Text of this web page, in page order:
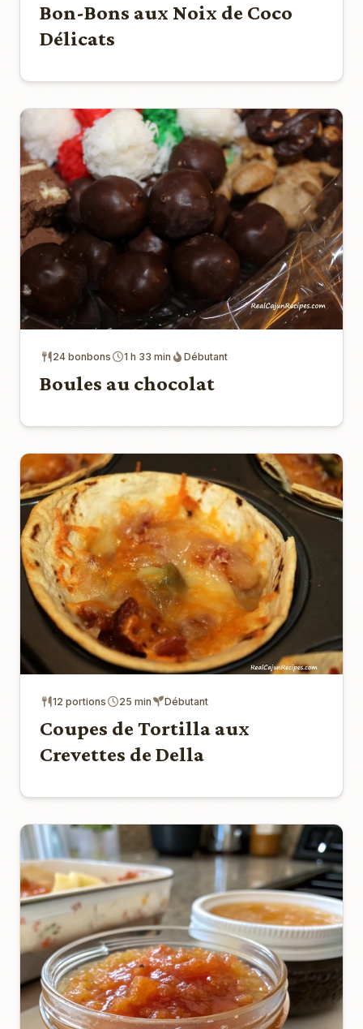
Bon-Bons aux Noix de Coco
Délicats
24 bonbons 1 h 33 min Débutant
Boules au chocolat
12 portions 25 min Débutant
Coupes de Tortilla aux
Crevettes de Della